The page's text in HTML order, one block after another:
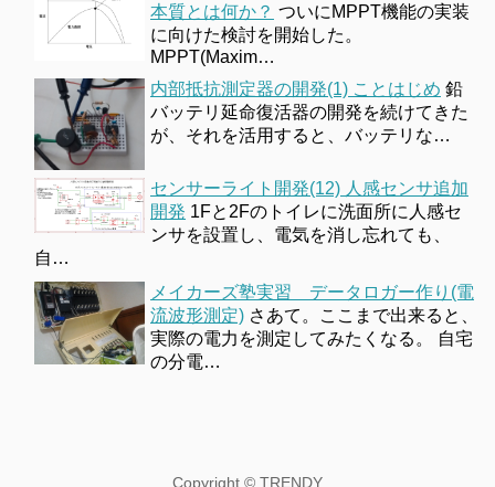
本質とは何か？ ついにMPPT機能の実装
に向けた検討を開始した。
MPPT(Maxim…
内部抵抗測定器の開発(1) ことはじめ 鉛
バッテリ延命復活器の開発を続けてきた
が、それを活用すると、バッテリな…
センサーライト開発(12) 人感センサ追加
開発 1Fと2Fのトイレに洗面所に人感セ
ンサを設置し、電気を消し忘れても、
自…
メイカーズ塾実習 データロガー作り(電
流波形測定) さあて。ここまで出来ると、
実際の電力を測定してみたくなる。 自宅
の分電…
Copyright © TRENDY